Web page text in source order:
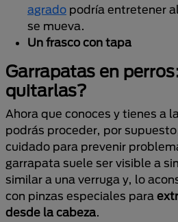
agrado podría entretener
se mueva.
Un frasco con tapa
Garrapatas en
quitarlas?
Ahora que conoces y tienes a
podrás proceder, por
cuidado para prevenir
garrapata suele ser visible a
similar a una verruga y, lo
con pinzas especiales para
desde la cabeza